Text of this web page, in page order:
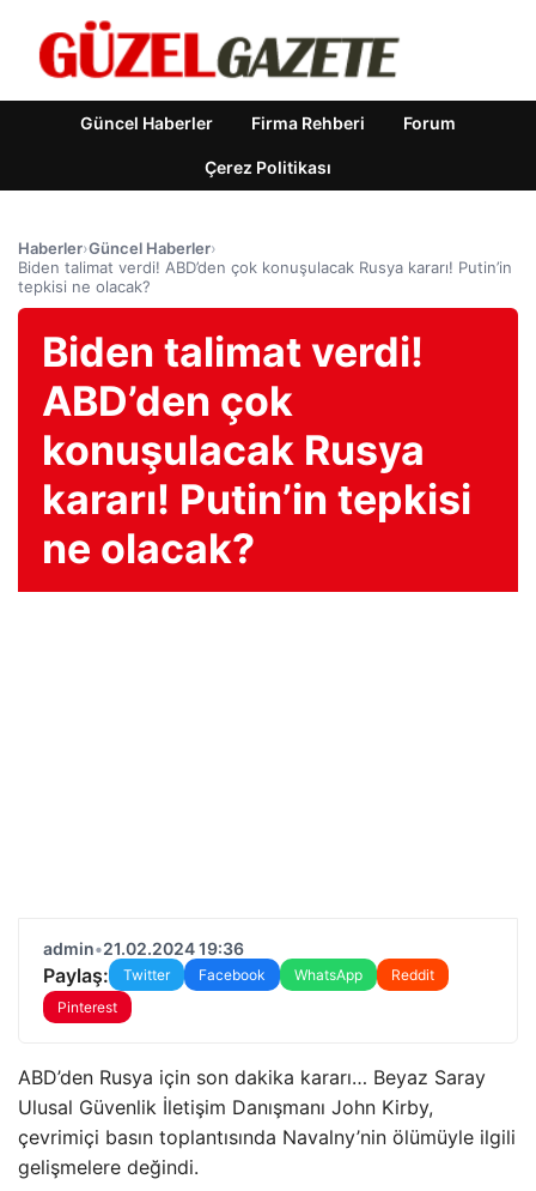
Güncel Haberler Firma Rehberi Forum
Çerez Politikası
Haberler›Güncel Haberler›
Biden talimat verdi! ABD’den çok konuşulacak Rusya kararı! Putin’in
tepkisi ne olacak?
Biden talimat verdi!
ABD’den çok
konuşulacak Rusya
kararı! Putin’in tepkisi
ne olacak?
admin•21.02.2024 19:36
Paylaş: Twitter Facebook WhatsApp
Reddit
Pinterest
ABD’den Rusya için son dakika kararı… Beyaz Saray
Ulusal Güvenlik İletişim Danışmanı John Kirby,
çevrimiçi basın toplantısında Navalny’nin ölümüyle ilgili
gelişmelere değindi.